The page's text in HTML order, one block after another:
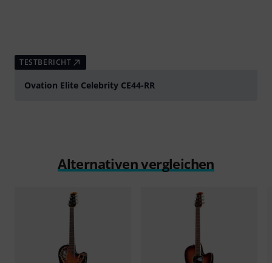
TESTBERICHT
Ovation Elite Celebrity CE44-RR
Alternativen vergleichen